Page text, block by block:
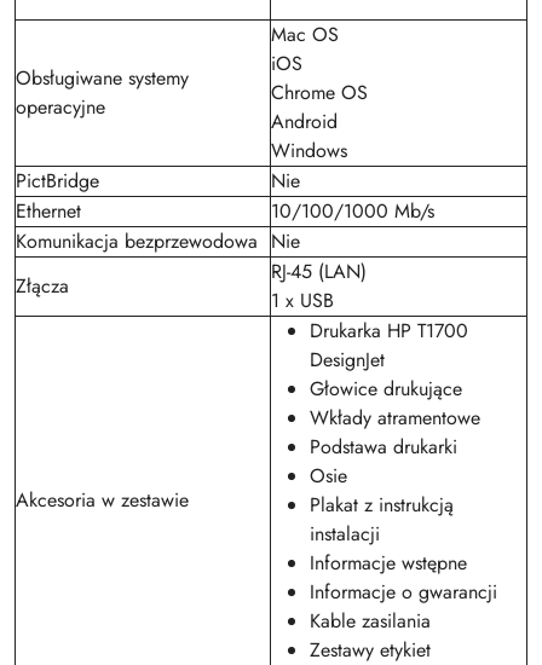
Obsługiwane systemy
operacyjne
Mac OS
iOS
Chrome OS
Android
Windows
PictBridge
Nie
Ethernet
10/100/1000 Mb/s
Komunikacja bezprzewodowa Nie
Złącza
RJ-45 (LAN)
1 x USB
Akcesoria w zestawie
Drukarka HP T1700
DesignJet
Głowice drukujące
Wkłady atramentowe
Podstawa drukarki
Osie
Plakat z instrukcją
instalacji
Informacje wstępne
Informacje o gwarancji
Kable zasilania
Zestawy etykiet